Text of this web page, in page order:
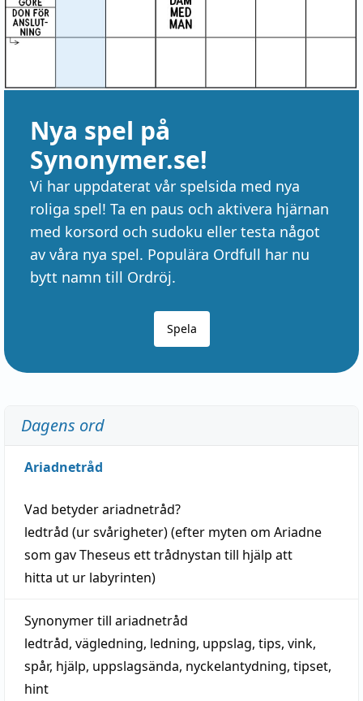
Nya spel på
Synonymer.se!
Vi har uppdaterat vår spelsida med nya
roliga spel! Ta en paus och aktivera hjärnan
med korsord och sudoku eller testa något
av våra nya spel. Populära Ordfull har nu
bytt namn till Ordröj.
Spela
Dagens ord
Ariadnetråd
Vad betyderariadnetråd?
ledtråd (ur svårigheter) (efter myten om Ariadne
som gav Theseus ett trådnystan till hjälp att
hitta ut ur labyrinten)
Synonymer till ariadnetråd
ledtråd, vägledning, ledning, uppslag, tips, vink,
spår, hjälp, uppslagsända, nyckelantydning, tipset,
hint